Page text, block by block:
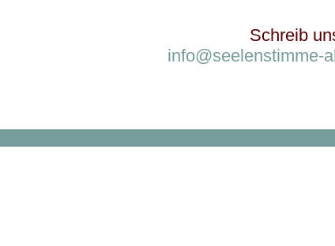
Schreib
info@seelenstimme-